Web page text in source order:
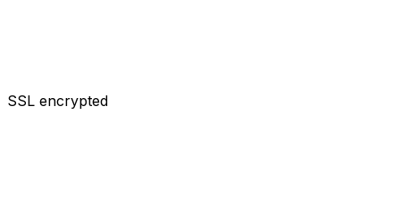
SSL encrypted